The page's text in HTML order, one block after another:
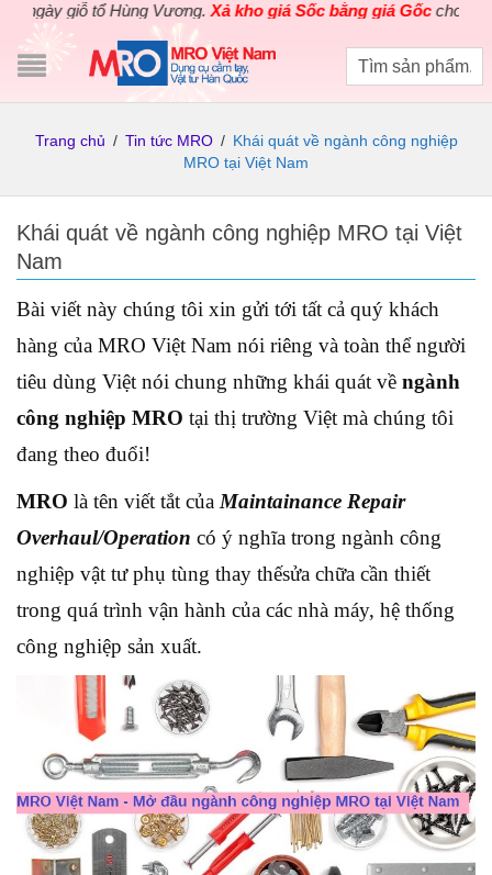
giỗ tổ Hùng Vương.Xả kho giá Sốc bằng giá Gốccho các sản
Trang chủ / Tin tức MRO / Khái quát về ngành công nghiệp
MRO tại Việt Nam
Khái quát về ngành công nghiệp MRO tại Việt
Nam
Bài viết này chúng tôi xin gửi tới tất cả quý khách
hàng của MRO Việt Nam nói riêng và toàn thể người
tiêu dùng Việt nói chung những khái quát về ngành
công nghiệp MRO tại thị trường Việt mà chúng tôi
đang theo đuổi!
MRO là tên viết tắt của Maintainance Repair
Overhaul/Operation có ý nghĩa trong ngành công
nghiệp vật tư phụ tùng thay thếsửa chữa cần thiết
trong quá trình vận hành của các nhà máy, hệ thống
công nghiệp sản xuất.